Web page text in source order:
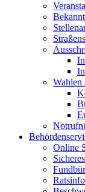
Wahlen
Online